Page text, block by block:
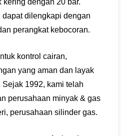
kering dengan 20 bar.
dapat dilengkapi dengan
perangkat kebocoran.
kontrol cairan,
yang aman dan layak
1992, kami telah
perusahaan minyak & gas
perusahaan silinder gas.